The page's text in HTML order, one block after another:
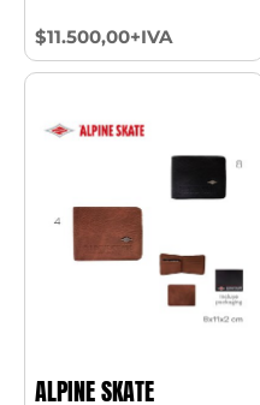
$11.500,00+IVA
ALPINE SKATE